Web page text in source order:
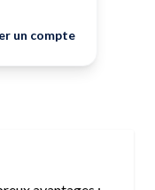
un compte